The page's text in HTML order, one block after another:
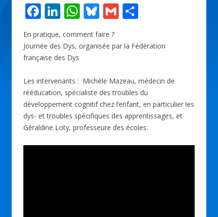
F
ac
e
b
o
o
k
Li
k
e
dI
n
W
at
s
A
p
p
Bl
u
e
sk
y
G
ai ta
er
En pratique, comment faire ?
Journée des Dys, organisée par la Fédération
française des Dys
Les intervenants : Michèle Mazeau, médecin de
rééducation, spécialiste des troubles du
développement cognitif chez l’enfant, en particulier les
dys- et troubles spécifiques des apprentissages, et
Géraldine Loty, professeure des écoles.